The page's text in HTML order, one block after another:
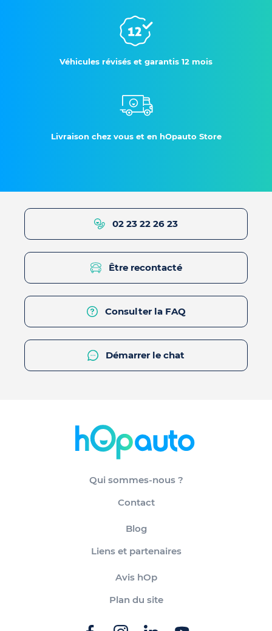
Véhicules révisés et garantis 12 mois
Livraison chez vous et en hOpauto Store
02 23 22 26 23
Être recontacté
Consulter la FAQ
Démarrer le chat
Qui sommes-nous ?
Contact
Blog
Liens et partenaires
Avis hOp
Plan du site